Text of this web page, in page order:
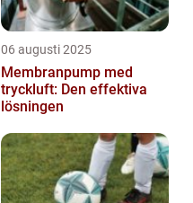
06 augusti 2025
Membranpump med
tryckluft: Den effektiva
lösningen